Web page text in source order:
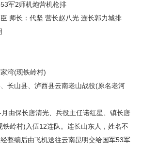
53军2师机炮营机枪排
臣 师长：代坚 营长赵八光 连长郭力城排
湾(现铁岭村)
长山县、泸西县云南老山战役(原名老河
月由保长唐清光、兵役主任诺红星、镇长唐
铁岭村)入伍12连队。连长山东人，姓名不
整编后由飞机送往云南昆明交给国军53军